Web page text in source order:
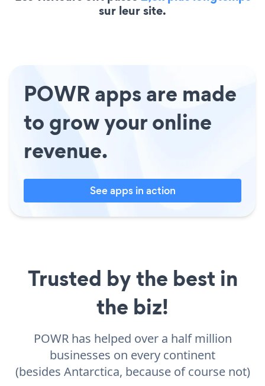
sur leur site.
POWR apps are made
to grow your online
revenue.
See apps in action
Trusted by the best in
the biz!
POWR has helped over a half million
businesses on every continent
(besides Antarctica, because of course not)